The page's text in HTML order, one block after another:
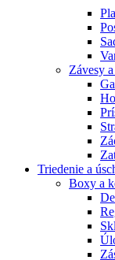
Závesy
Triedenie a
Boxy a